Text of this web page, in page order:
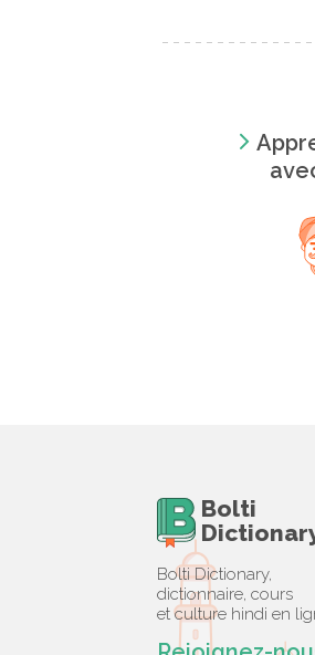
Bolti
Bolti Dictionary,
dictionnaire, cours
et culture hindi en